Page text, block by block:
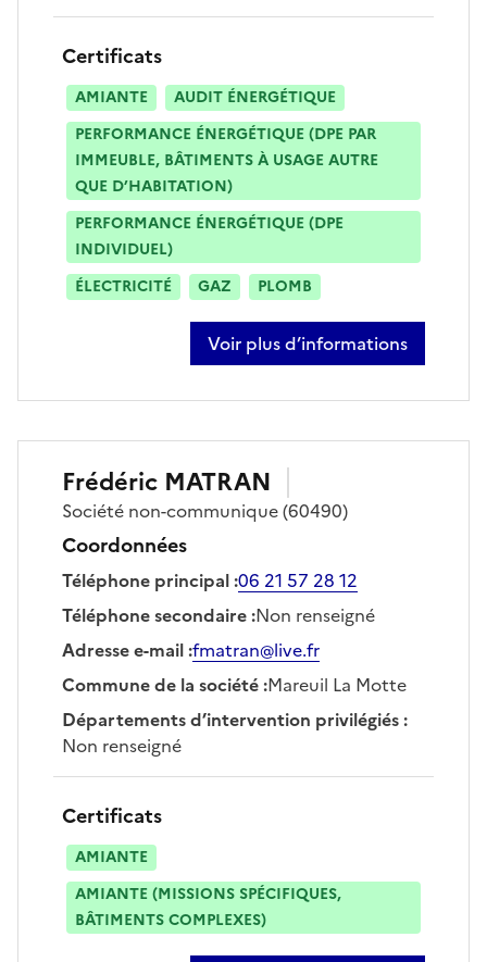
Certificats
AMIANTE
AUDIT ÉNERGÉTIQUE
PERFORMANCE ÉNERGÉTIQUE (DPE PAR
IMMEUBLE, BÂTIMENTS À USAGE AUTRE
QUE D’HABITATION)
PERFORMANCE ÉNERGÉTIQUE (DPE
INDIVIDUEL)
ÉLECTRICITÉ
GAZ PLOMB
Voir plus d’informations
sur philippe damiens
Frédéric MATRAN
Société non-communique(60490)
Coordonnées
Téléphone principal:06 21 57 28 12
Téléphone secondaire:Non renseigné
Adresse e-mail:fmatran@live.fr
Commune de la société:Mareuil La Motte
Départements d’intervention privilégiés:
Non renseigné
Certificats
AMIANTE
AMIANTE (MISSIONS SPÉCIFIQUES,
BÂTIMENTS COMPLEXES)